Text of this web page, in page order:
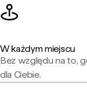
W każdym miejscu
Bez względu na to,
dla Ciebie.